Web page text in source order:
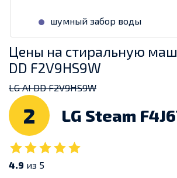
шумный забор воды
Цены на стиральную
DD F2V9HS9W
LG AI DD F2V9HS9W
2 LG Steam
4.9 из 5